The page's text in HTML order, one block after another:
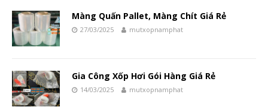
Màng Quấn Pallet, Màng Chít Giá Rẻ
27/03/2025 mutxopnamphat
Gia Công Xốp Hơi Gói Hàng Giá Rẻ
14/03/2025 mutxopnamphat